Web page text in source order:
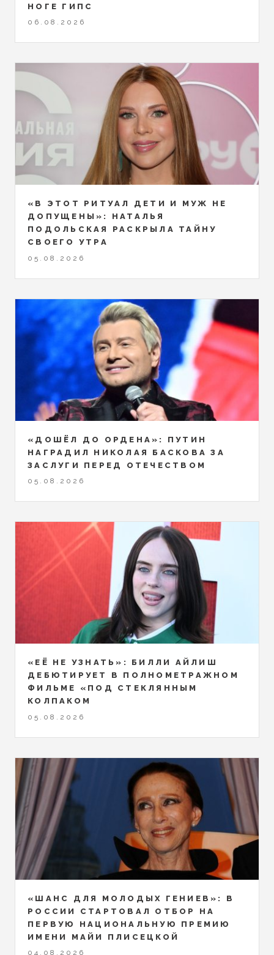
НОГЕ ГИПС
06.08.2026
«В ЭТОТ РИТУАЛ ДЕТИ И МУЖ НЕ
ДОПУЩЕНЫ»: НАТАЛЬЯ
ПОДОЛЬСКАЯ РАСКРЫЛА ТАЙНУ
СВОЕГО УТРА
05.08.2026
«ДОШЁЛ ДО ОРДЕНА»: ПУТИН
НАГРАДИЛ НИКОЛАЯ БАСКОВА ЗА
ЗАСЛУГИ ПЕРЕД ОТЕЧЕСТВОМ
05.08.2026
«ЕЁ НЕ УЗНАТЬ»: БИЛЛИ АЙЛИШ
ДЕБЮТИРУЕТ В ПОЛНОМЕТРАЖНОМ
ФИЛЬМЕ «ПОД СТЕКЛЯННЫМ
КОЛПАКОМ
05.08.2026
«ШАНС ДЛЯ МОЛОДЫХ ГЕНИЕВ»: В
РОССИИ СТАРТОВАЛ ОТБОР НА
ПЕРВУЮ НАЦИОНАЛЬНУЮ ПРЕМИЮ
ИМЕНИ МАЙИ ПЛИСЕЦКОЙ
04.08.2026